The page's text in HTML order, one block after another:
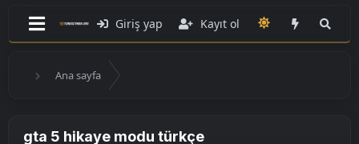
Giriş yap Kayıt ol
Ana sayfa
gta 5 hikaye modu türkçe